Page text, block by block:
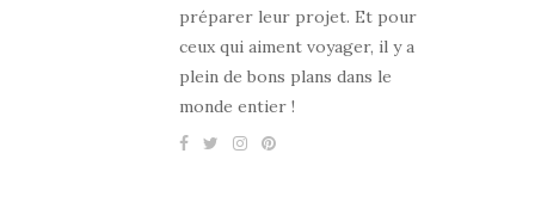
préparer leur projet. Et pour
ceux qui aiment voyager, il y a
plein de bons plans dans le
monde entier !